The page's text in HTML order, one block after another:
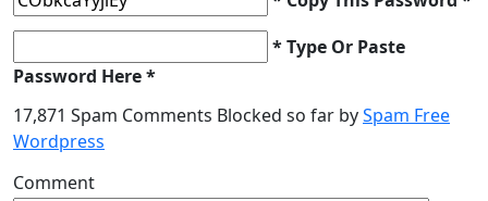
* Type Or Paste
Password Here *
17,871 Spam Comments Blocked so far bySpam Free
Wordpress
Comment